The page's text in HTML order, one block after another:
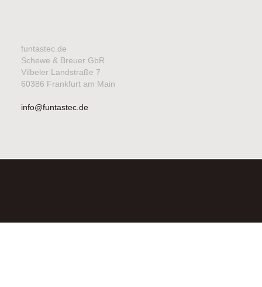
funtastec.de
Schewe & Breuer GbR
Vilbeler Landstraße 7
60386 Frankfurt am Main
info@funtastec.de